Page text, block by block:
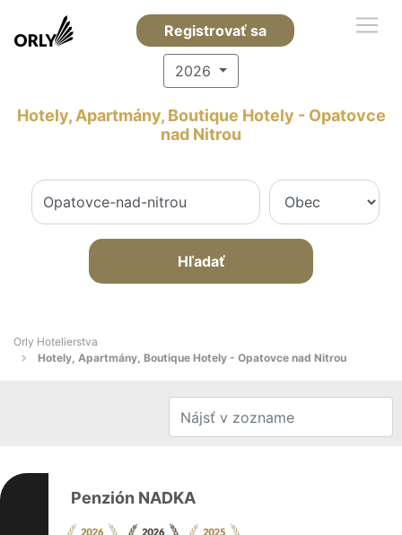
Registrovať sa
2026
Hotely, Apartmány, Boutique Hotely - Opatovce
nad Nitrou
Hľadať
Orly Hotelierstva
Hotely, Apartmány, Boutique Hotely - Opatovce nad Nitrou
Penzión NADKA